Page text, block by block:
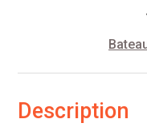
Description